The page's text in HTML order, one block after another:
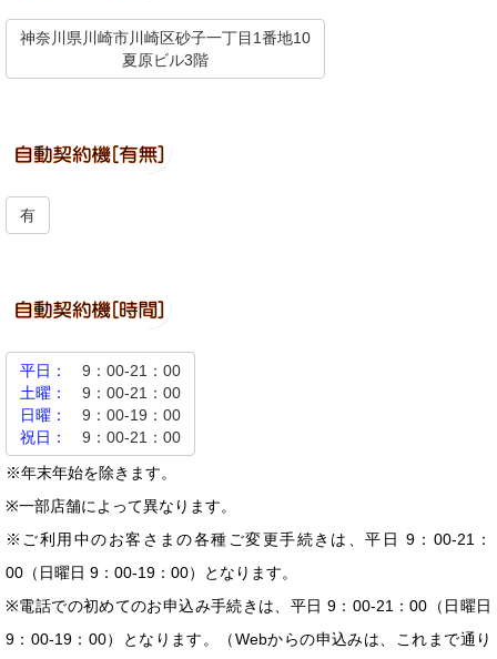
神奈川県川崎市川崎区砂子一丁目1番地10
夏原ビル3階
有
平日：
9：00-21：00
土曜：
9：00-21：00
日曜：
9：00-19：00
祝日：
9：00-21：00
※年末年始を除きます。
※一部店舗によって異なります。
※ご利用中のお客さまの各種ご変更手続きは、平日 9：00-21：
00（日曜日 9：00-19：00）となります。
※電話での初めてのお申込み手続きは、平日 9：00-21：00（日曜日
9：00-19：00）となります。（Webからの申込みは、これまで通り